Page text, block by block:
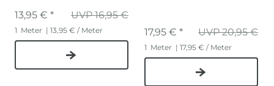
UVP 16,95 €
13,95 € *
1 Meter | 13,95 € / Meter UVP 20,95 €
17,95 € *
1 Meter | 17,95 € / Meter